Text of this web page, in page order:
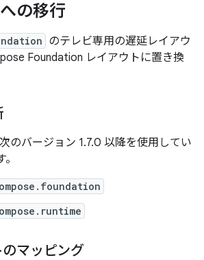
の移行
のテレビ専用の遅延レイアウ
Foundation レイアウトに置き換
のバージョン 1.7.0 以降を使用してい
マッピング